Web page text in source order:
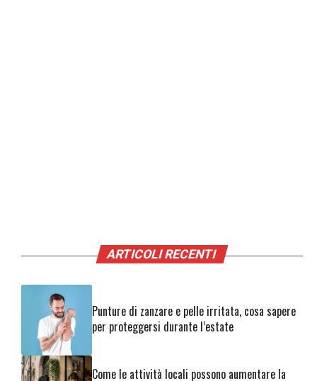
ARTICOLI RECENTI
Punture di zanzare e pelle irritata, cosa sapere
per proteggersi durante l’estate
Come le attività locali possono aumentare la